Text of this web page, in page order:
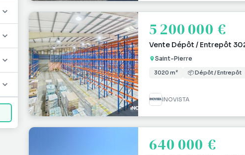
5 200 000 €
Vente Dépôt / Entrepôt
Saint-Pierre
3020 m² 📦 Dépôt / Entrepôt
INOVISTA
640 000 €